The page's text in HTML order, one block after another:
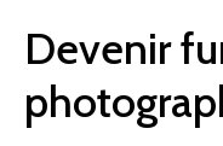
Devenir